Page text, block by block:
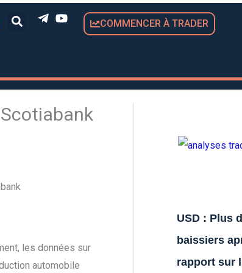
COMMENCER À TRADER
les données sur
automobile
USD : Plus
baissiers
rapport sur